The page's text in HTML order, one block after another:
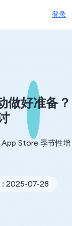
登录
做好准备？
App Store 季节性增
: 2025-07-28